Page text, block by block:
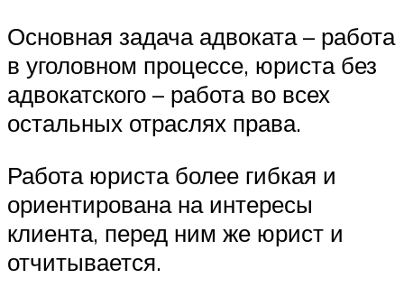
Основная задача адвоката – работа
в уголовном процессе, юриста без
адвокатского – работа во всех
остальных отраслях права.
Работа юриста более гибкая и
ориентирована на интересы
клиента, перед ним же юрист и
отчитывается.